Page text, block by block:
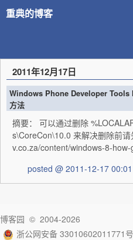
重典的博客
2011年12月17日
Windows Phone Developer Tools
方法
摘要： 可以通过删除
s\CoreCon\10.0 来解决删除前
v.co.za/content/windows-8-
posted @ 2011-12-17
博客园 © 2004-2026
浙公网安备 33010602011771号